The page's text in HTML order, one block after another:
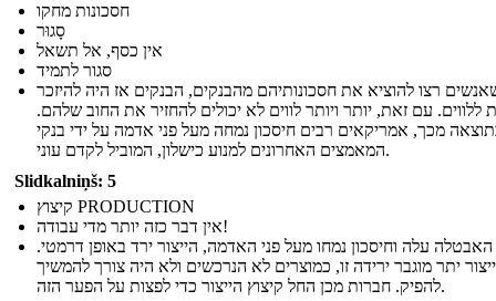
חסכונות מחקו
סָגוּר
אין כסף, אל תשאל
סגור לתמיד
רצו להוציא את חסכונותיהם מהבנקים, הבנקים אז היה להיזכר
ללווים. עם זאת, יותר ויותר לווים לא יכולים להחזיר את החוב שלהם.
מכך, אמריקאים רבים חיסכון נמחה מעל פני אדמה על ידי בנקי
המאמצים האחרונים למנוע כישלון, המוביל לקדם עוני.
Slidkalniņš: 5
קיצוץ PRODUCTION
אין דבר כזה יותר מדי עבודה!
האבטלה עלה וחיסכון נמחו מעל פני האדמה, הייצור ירד באופן דרמטי.
ייצור יתר מוגבר ירידה זו, כמוצרים לא הנרכשים ולא היה צורך להמשיך
להפיק. חברות מכן החל קיצוץ הייצור כדי לפצות על הפער הזה.